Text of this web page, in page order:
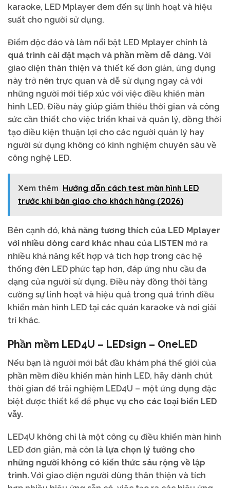
karaoke, LED Mplayer đem đến sự linh hoạt và hiệu
suất cho người sử dụng.
Điểm độc đáo và làm nổi bật LED Mplayer chính là
quá trình cài đặt mạch và phần mềm dễ dàng.Với
giao diện thân thiện và thiết kế đơn giản, ứng dụng
này trở nên trực quan và dễ sử dụng ngay cả với
những người mới tiếp xúc với việc điều khiển màn
hình LED. Điều này giúp giảm thiểu thời gian và công
sức cần thiết cho việc triển khai và quản lý, đồng thời
tạo điều kiện thuận lợi cho các người quản lý hay
người sử dụng không có kinh nghiệm chuyên sâu về
công nghệ LED.
Xem thêm Hướng dẫn cách test màn hình LED
trước khi bàn giao cho khách hàng (2026)
Bên cạnh đó, khả năng tương thích của LED Mplayer
với nhiều dòng card khác nhau của LISTEN mở ra
nhiều khả năng kết hợp và tích hợp trong các hệ
thống đèn LED phức tạp hơn, đáp ứng nhu cầu đa
dạng của người sử dụng. Điều này đồng thời tăng
cường sự linh hoạt và hiệu quả trong quá trình điều
khiển màn hình LED tại các quán karaoke và nơi giải
trí khác.
Phần mềm LED4U – LEDsign – OneLED
Nếu bạn là người mới bắt đầu khám phá thế giới của
phần mềm điều khiển màn hình LED, hãy dành chút
thời gian để trải nghiệm LED4U – một ứng dụng đặc
biệt được thiết kế để phục vụ cho các loại biển LED
vẫy.
LED4U không chỉ là một công cụ điều khiển màn hình
LED đơn giản, mà còn là lựa chọn lý tưởng cho
những người không có kiến thức sâu rộng về lập
trình.Với giao diện người dùng thân thiện và tích